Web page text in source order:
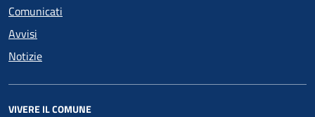
Comunicati
Avvisi
Notizie
VIVERE IL COMUNE